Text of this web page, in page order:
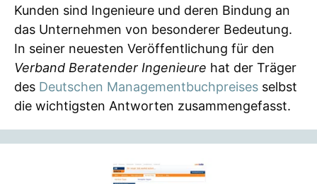
Kunden sind Ingenieure und deren Bindung an
das Unternehmen von besonderer Bedeutung.
In seiner neuesten Veröffentlichung für den
Verband Beratender Ingenieure hat der Träger
des Deutschen Managementbuchpreises selbst
die wichtigsten Antworten zusammengefasst.